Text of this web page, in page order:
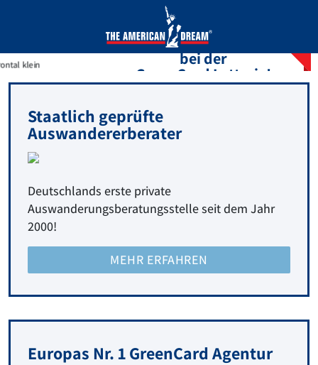
Erhöhte Chancen
bei der
GreenCard Lotterie!
JETZT TEILNEHMEN
Staatlich geprüfte
Auswandererberater
Deutschlands erste private
Auswanderungsberatungsstelle seit dem Jahr
2000!
MEHR ERFAHREN
Europas Nr. 1 GreenCard Agentur